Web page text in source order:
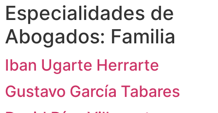
Especialidades de
Abogados: Familia
Iban Ugarte Herrarte
Gustavo García Tabares